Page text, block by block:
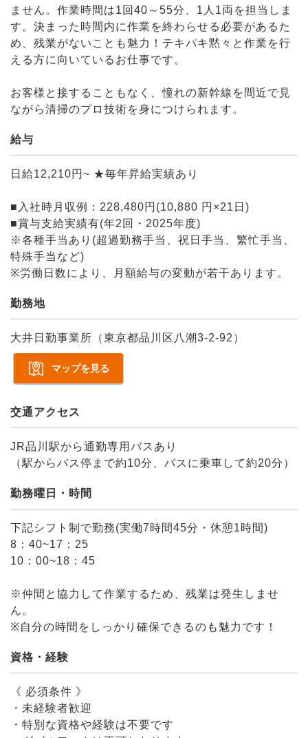
ません。作業時間は1回40～55分、1人1両を担当しま
す。決まった時間内に作業を終わらせる必要があるた
め、残業がないことも魅力！テキパキ黙々と作業を行
える方に向いているお仕事です。
お客様と接することもなく、憧れの新幹線を間近で見
ながら清掃のプロ技術を身につけられます。
給与
日給12,210円~ ★毎年昇給実績あり
■入社時月収例：228,480円(10,880 円×21日)
■賞与支給実績有(年2回・2025年度)
※各種手当あり(超過勤務手当、祝日手当、繁忙手当、
特殊手当など)
※労働日数により、月額給与の変動が若干あります。
勤務地
大井日勤事業所（東京都品川区八潮3-2-92）
マップを見る
交通アクセス
JR品川駅から通勤専用バスあり
（駅からバス停まで約10分、バスに乗車して約20分）
勤務曜日・時間
下記シフト制で勤務(実働7時間45分・休憩1時間)
8：40~17：25
10：00~18：45
※仲間と協力して作業するため、残業は発生しませ
ん。
※自分の時間をしっかり確保できるのも魅力です！
資格・経験
《 必須条件 》
・未経験者歓迎
・特別な資格や経験は不要です